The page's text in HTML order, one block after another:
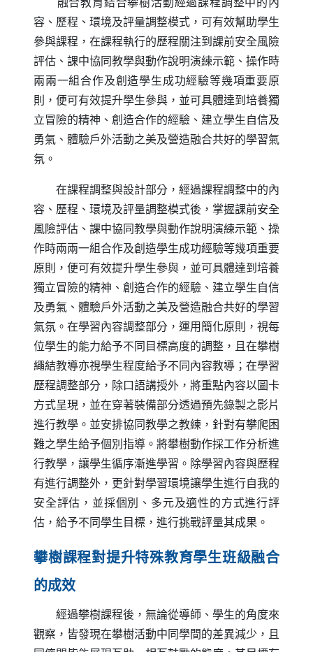
容、歷程、環境及評量調整模式，可有效幫助學生
參與課程，在課程執行的歷程關注到課前安全風險
評估、課中協同教學與動作說明演練示範、操作時
兩兩一組合作及創造學生成功經驗等幾項重要原
則，便可有效提升學生參與，並可具體達到培養獨
立冒險的精神、創造合作的經驗、建立學生自信及
勇氣、體驗戶外活動之美及營造融合共好的學習氣
氛。
在課程調整與設計部分，經過課程調整中的內
容、歷程、環境及評量調整模式後，掌握課前安全
風險評估、課中協同教學與動作說明演練示範、操
作時兩兩一組合作及創造學生成功經驗等幾項重要
原則，便可有效提升學生參與，並可具體達到培養
獨立冒險的精神、創造合作的經驗、建立學生自信
及勇氣、體驗戶外活動之美及營造融合共好的學習
氣氛。在學習內容調整部分，運用簡化原則，視每
位學生的能力給予不同目標高度的調整，且在攀樹
繩結教導亦視學生程度給予不同內容教導；在學習
歷程調整部分，除口語講授外，將重點內容以圖卡
方式呈現，並在穿著裝備部分透過預先錄製之影片
進行教學。並安排協同教學之教練，針對有攀爬困
難之學生給予個別指導。將攀樹動作採工作分析進
行教學，讓學生循序漸進學習。除學習內容與歷程
有進行調整外，更針對學習環境讓學生進行自我的
安全評估，並採個別、多元及適性的方式進行評
估，給予不同學生目標，進行挑戰評量其成果。
攀樹課程對提升特殊教育學生班級融合
的成效
經過攀樹課程後，無論從導師、學生的角度來
觀察，皆發現在攀樹活動中同學間的差異減少，且